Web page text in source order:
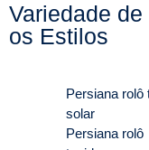
Variedade
os Estilos
Persiana rolô
solar
Persiana rolô